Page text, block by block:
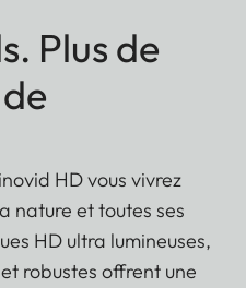
Plus de
HD vous vivrez
nature et toutes ses
HD ultra lumineuses,
robustes offrent une